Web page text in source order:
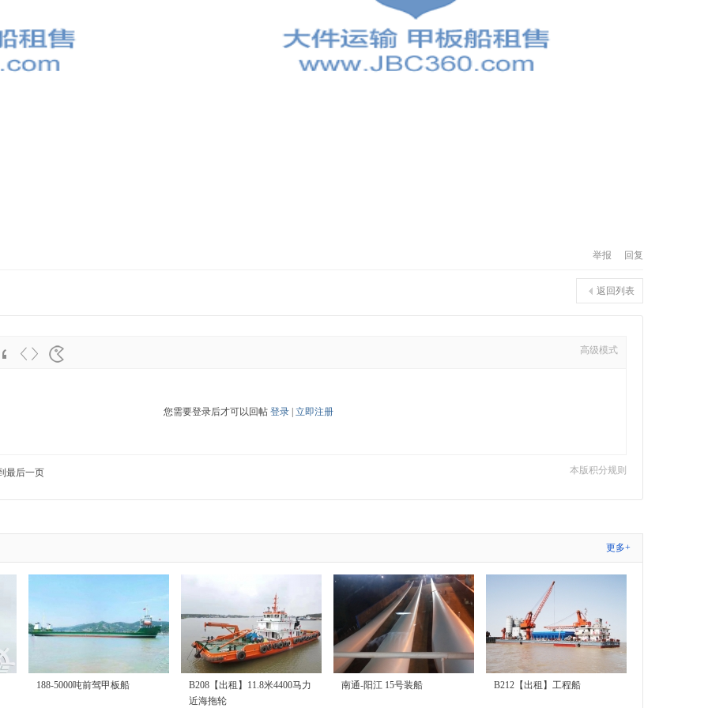
回复
举报
返回列表
高级模式
您需要登录后才可以回帖 登录 立即注册
本版积分规则
最后一页
更多+
188-5000吨前驾甲板船
B208【出租】11.8米4400马力
近海拖轮
南通-阳江 15号装船 B212【出租】工程船